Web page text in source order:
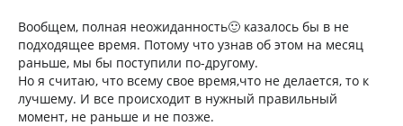
Вообщем, полная неожиданность🙂 казалось бы в не
подходящее время. Потому что узнав об этом на месяц
раньше, мы бы поступили по-другому.
Но я считаю, что всему свое время,что не делается, то к
лучшему. И все происходит в нужный правильный
момент, не раньше и не позже.